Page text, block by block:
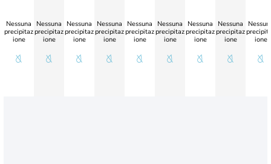
Nessuna
precipitaz
ione
Nessuna
precipitaz
ione
Nessuna
precipitaz
ione
Nessuna
precipitaz
ione
Nessuna
precipitaz
ione
Nessuna
precipitaz
ione
Nessuna
precipitaz
ione
Nessuna
precipitaz
ione
ione